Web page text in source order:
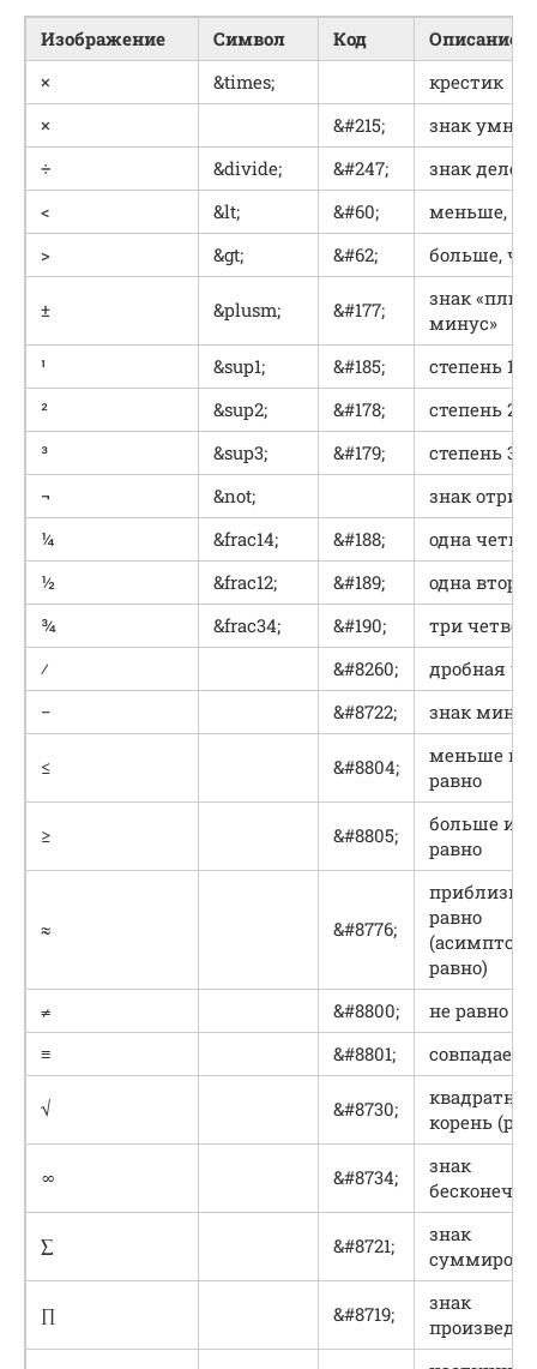
Изображение Символ Код
Описание
×
&times;
крестик
×
&#215;
знак
÷
&divide; &#247;
знак
<
&lt; &#60;
меньше,
>
&gt; &#62; больше,
± &plusm; &#177;
знак
минус»
¹
&sup1; &#185;
степень 1
²
&sup2; &#178;
степень 2
³
&sup3; &#179;
степень 3
¬
&not;
знак
¼
&frac14; &#188;
одна
½
&frac12; &#189;
одна
¾
&frac34; &#190;
три
⁄
&#8260;
дробная
−
&#8722; знак минус
≤ &#8804;
меньше
равно
≥ &#8805;
больше
равно
≈ &#8776;
равно
равно)
≠
&#8800;
не равно
≡
&#8801; совпадает с
√ &#8730;
корень
∞ &#8734;
знак
∑ &#8721;
знак
∏ &#8719;
знак